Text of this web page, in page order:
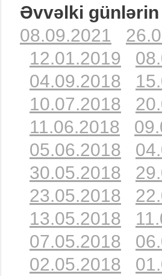
Əvvəlki günlərin
08.09.2021
12.01.2019
04.09.2018
10.07.2018
11.06.2018
05.06.2018
30.05.2018
23.05.2018
13.05.2018
07.05.2018
02.05.2018